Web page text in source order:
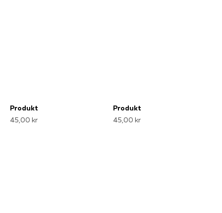
Produkt
45,00 kr
Produkt
45,00 kr